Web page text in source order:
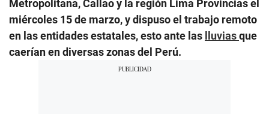
Metropolitana, Callao y la región Lima Provincias el
miércoles 15 de marzo, y dispuso el trabajo remoto
en las entidades estatales, esto ante las lluviasque
caerían en diversas zonas del Perú.